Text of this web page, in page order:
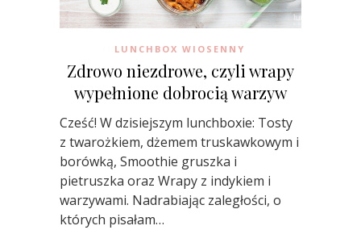
LUNCHBOX WIOSENNY
Zdrowo niezdrowe, czyli wrapy
wypełnione dobrocią warzyw
Cześć! W dzisiejszym lunchboxie: Tosty
z twarożkiem, dżemem truskawkowym i
borówką, Smoothie gruszka i
pietruszka oraz Wrapy z indykiem i
warzywami. Nadrabiając zaległości, o
których pisałam…